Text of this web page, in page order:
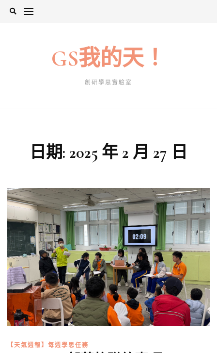
Skip
GS我的天！
創研學思實驗室
日期: 2025 年 2 月 27 日
【天氣週報】每週學思任務